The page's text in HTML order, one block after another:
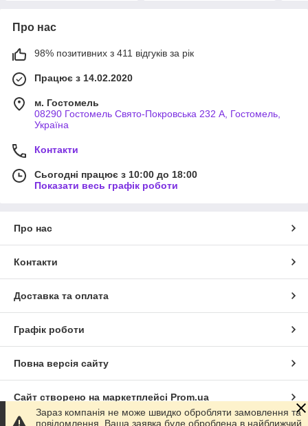
Про нас
98% позитивних з 411 відгуків за рік
Працює з 14.02.2020
м. Гостомель
08290 Гостомель Свято-Покровська 232 А, Гостомель,
Україна
Контакти
Сьогодні працює з 10:00 до 18:00
Показати весь графік роботи
Про нас
Контакти
Доставка та оплата
Графік роботи
Повна версія сайту
Сайт створено на маркетплейсі Prom.ua
Зараз компанія не може швидко обробляти замовлення та
повідомлення, Ваша заявка буде оброблена в найближчий